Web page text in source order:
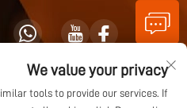
We value your privacy
tools to provide our services. If